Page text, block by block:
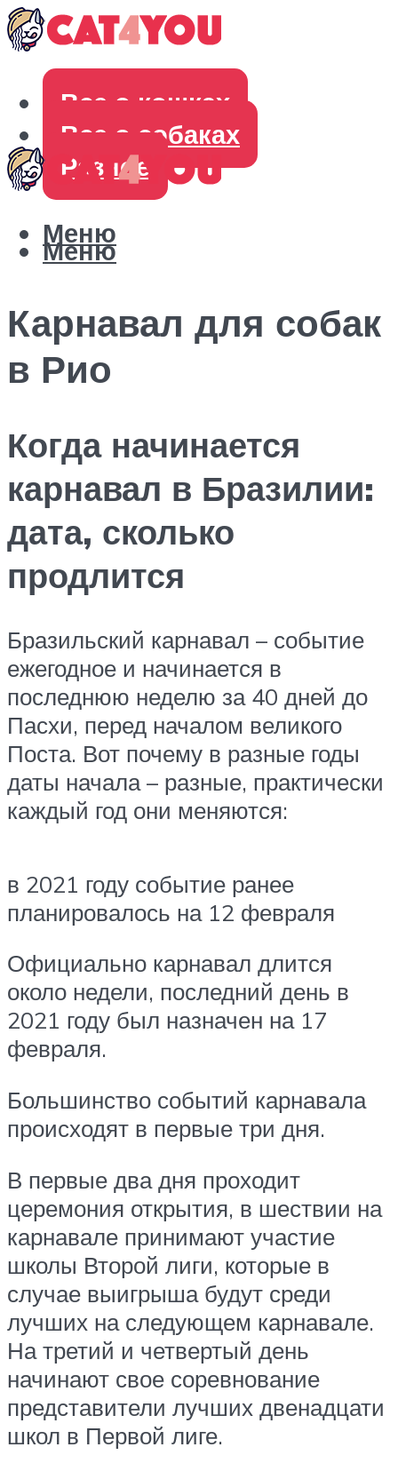
Все о кошках
Все о собаках
Разное
Меню
Меню
Карнавал для собак
в Рио
Когда начинается
карнавал в Бразилии:
дата, сколько
продлится
Бразильский карнавал – событие
ежегодное и начинается в
последнюю неделю за 40 дней до
Пасхи, перед началом великого
Поста. Вот почему в разные годы
даты начала – разные, практически
каждый год они меняются:
в 2021 году событие ранее
планировалось на 12 февраля
Официально карнавал длится
около недели, последний день в
2021 году был назначен на 17
февраля.
Большинство событий карнавала
происходят в первые три дня.
В первые два дня проходит
церемония открытия, в шествии на
карнавале принимают участие
школы Второй лиги, которые в
случае выигрыша будут среди
лучших на следующем карнавале.
На третий и четвертый день
начинают свое соревнование
представители лучших двенадцати
школ в Первой лиге.